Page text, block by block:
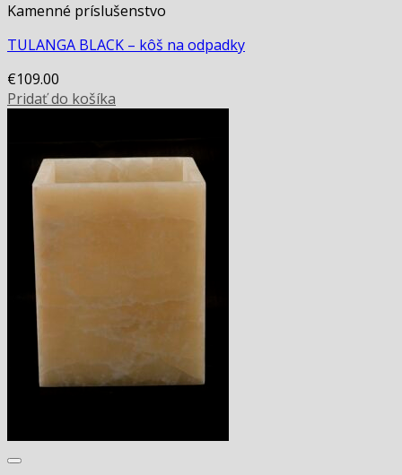
Kamenné príslušenstvo
TULANGA BLACK – kôš na odpadky
€109.00
Pridať do košíka